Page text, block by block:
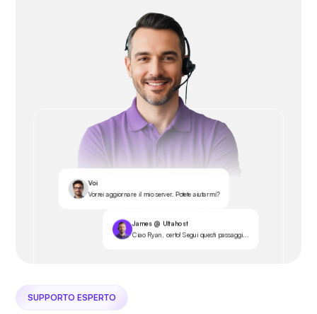
Voi
Vorrei aggiornare il mio server. Potete aiutarmi?
James @ Ultahost
Ciao Ryan, certo! Segui questi passaggi...
SUPPORTO ESPERTO